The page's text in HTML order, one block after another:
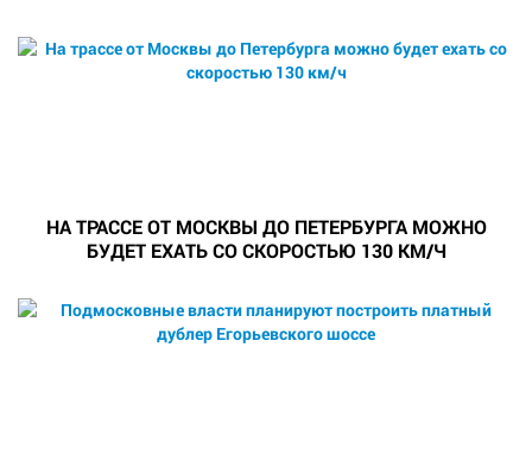
НА ТРАССЕ ОТ МОСКВЫ ДО ПЕТЕРБУРГА МОЖНО
БУДЕТ ЕХАТЬ СО СКОРОСТЬЮ 130 КМ/Ч